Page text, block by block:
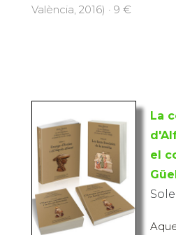
València, 2016) · 9 €
La
el